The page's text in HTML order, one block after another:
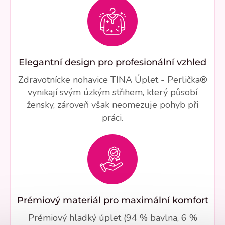
Elegantní design pro profesionální vzhled
Zdravotnícke nohavice TINA Úplet - Perlička®
vynikají svým úzkým střihem, který působí
žensky, zároveň však neomezuje pohyb při
práci.
Prémiový materiál pro maximální komfort
Prémiový hladký úplet (94 % bavlna, 6 %